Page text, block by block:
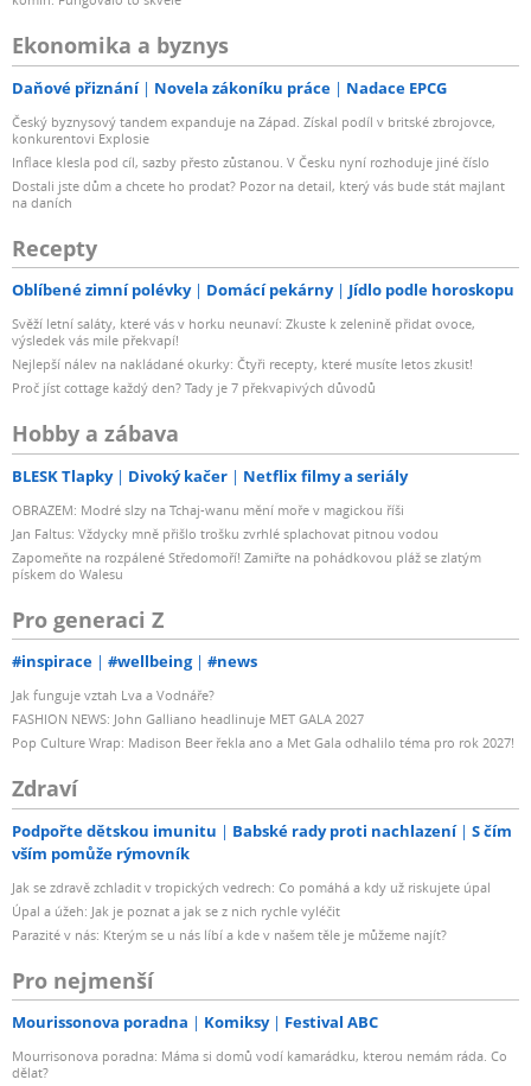
Ekonomika a byznys
Daňové přiznání Novela zákoníku práce Nadace EPCG
Český byznysový tandem expanduje na Západ. Získal podíl v britské zbrojovce,
konkurentovi Explosie
Inflace klesla pod cíl, sazby přesto zůstanou. V Česku nyní rozhoduje jiné číslo
Dostali jste dům a chcete ho prodat? Pozor na detail, který vás bude stát majlant
na daních
Recepty
Oblíbené zimní polévky Domácí pekárny Jídlo podle horoskopu
Svěží letní saláty, které vás v horku neunaví: Zkuste k zelenině přidat ovoce,
výsledek vás mile překvapí!
Nejlepší nálev na nakládané okurky: Čtyři recepty, které musíte letos zkusit!
Proč jíst cottage každý den? Tady je 7 překvapivých důvodů
Hobby a zábava
BLESK Tlapky Divoký kačer Netflix filmy a seriály
OBRAZEM: Modré slzy na Tchaj-wanu mění moře v magickou říši
Jan Faltus: Vždycky mně přišlo trošku zvrhlé splachovat pitnou vodou
Zapomeňte na rozpálené Středomoří! Zamiřte na pohádkovou pláž se zlatým
pískem do Walesu
Pro generaci Z
#inspirace #wellbeing #news
Jak funguje vztah Lva a Vodnáře?
FASHION NEWS: John Galliano headlinuje MET GALA 2027
Pop Culture Wrap: Madison Beer řekla ano a Met Gala odhalilo téma pro rok 2027!
Zdraví
Podpořte dětskou imunitu Babské rady proti nachlazení
S čím
vším pomůže rýmovník
Jak se zdravě zchladit v tropických vedrech: Co pomáhá a kdy už riskujete úpal
Úpal a úžeh: Jak je poznat a jak se z nich rychle vyléčit
Parazité v nás: Kterým se u nás líbí a kde v našem těle je můžeme najít?
Pro nejmenší
Mourissonova poradna Komiksy Festival ABC
Mourrisonova poradna: Máma si domů vodí kamarádku, kterou nemám ráda. Co
dělat?